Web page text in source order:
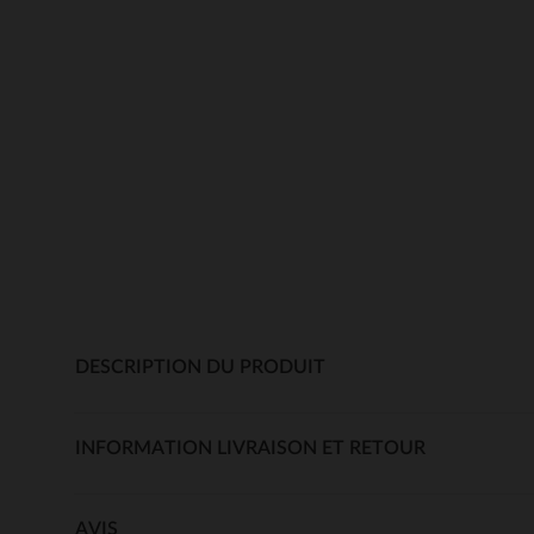
DESCRIPTION DU PRODUIT
INFORMATION LIVRAISON ET RETOUR
AVIS